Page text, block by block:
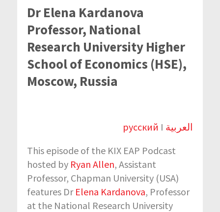
Dr Elena Kardanova
Professor, National
Research University Higher
School of Economics (HSE),
Moscow, Russia
русский I العربية
This episode of the KIX EAP Podcast
hosted by Ryan Allen, Assistant
Professor, Chapman University (USA)
features Dr Elena Kardanova, Professor
at the National Research University